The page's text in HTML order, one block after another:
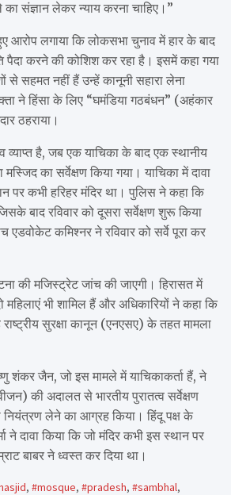
का संज्ञान लेकर न्याय करना चाहिए।”
आरोप लगाया कि लोकसभा चुनाव में हार के बाद
पैदा करने की कोशिश कर रहा है। इसमें कहा गया
से सहमत नहीं हैं उन्हें कानूनी सहारा लेना
ने हिंसा के लिए “घमंडिया गठबंधन” (अहंकार
ठहराया।
है, जब एक याचिका के बाद एक स्थानीय
का सर्वेक्षण किया गया। याचिका में दावा
पर कभी हरिहर मंदिर था। पुलिस ने कहा कि
बाद रविवार को दूसरा सर्वेक्षण शुरू किया
एडवोकेट कमिश्नर ने रविवार को सर्वे पूरा कर
की मजिस्ट्रेट जांच की जाएगी। हिरासत में
महिलाएं भी शामिल हैं और अधिकारियों ने कहा कि
सुरक्षा कानून (एनएसए) के तहत मामला
शंकर जैन, जो इस मामले में याचिकाकर्ता हैं, ने
की अदालत से भारतीय पुरातत्व सर्वेक्षण
लेने का आग्रह किया। हिंदू पक्ष के
ने दावा किया कि जो मंदिर कभी इस स्थान पर
बाबर ने ध्वस्त कर दिया था।
, #mosque, #pradesh, #sambhal,